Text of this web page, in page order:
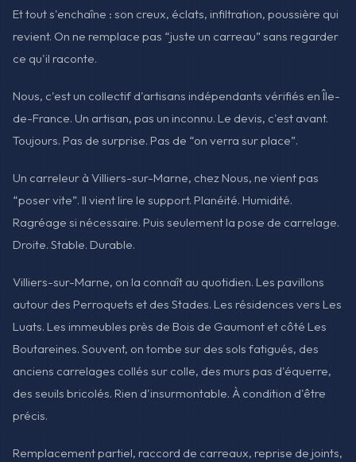
Et tout s'enchaîne : son creux, éclats, infiltration, poussière qui
revient. On ne remplace pas “juste un carreau” sans regarder
ce qu'il raconte.
Nous, c'est un collectif d'artisans indépendants vérifiés en Île-
de-France. Un artisan, pas un inconnu. Le devis, c'est avant.
Toujours. Pas de surprise. Pas de “on verra sur place”.
Un carreleur à Villiers-sur-Marne, chez Nous, ne vient pas
“poser vite”. Il vient lire le support. Planéité. Humidité.
Ragréage si nécessaire. Puis seulement la pose de carrelage.
Droite. Stable. Durable.
Villiers-sur-Marne, on la connaît au quotidien. Les pavillons
autour des Perroquets et des Stades. Les résidences vers Les
Luats. Les immeubles près de Bois de Gaumont et côté Les
Boutareines. Souvent, on tombe sur des sols fatigués, des
anciens carrelages collés sur colle, des murs pas d'équerre,
des seuils bricolés. Rien d'insurmontable. À condition d'être
précis.
Remplacement partiel, raccord de carreaux, reprise de joints,